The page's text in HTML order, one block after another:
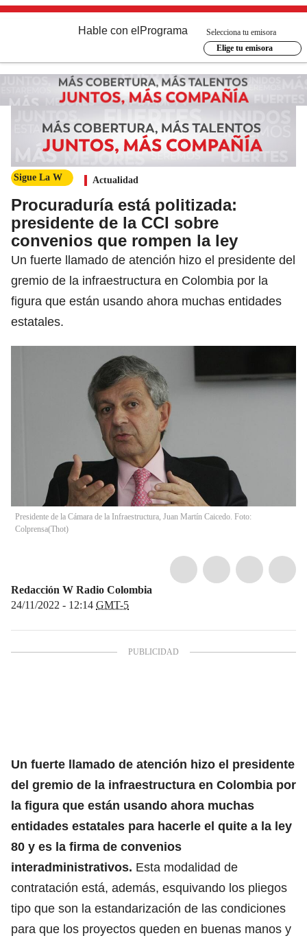
Hable con el Programa
Selecciona tu emisora
Elige tu emisora
Sigue La W Actualidad
Procuraduría está politizada:
presidente de la CCI sobre
convenios que rompen la ley
Un fuerte llamado de atención hizo el presidente del
gremio de la infraestructura en Colombia por la
figura que están usando ahora muchas entidades
estatales.
Presidente de la Cámara de la Infraestructura, Juan Martín Caicedo. Foto:
Colprensa(Thot)
Redacción W Radio Colombia
24/11/2022 - 12:14 GMT-5
Un fuerte llamado de atención hizo el presidente
del gremio de la infraestructura en Colombia por
la figura que están usando ahora muchas
entidades estatales para hacerle el quite a la ley
80 y es la firma de convenios
interadministrativos. Esta modalidad de
contratación está, además, esquivando los pliegos
tipo que son la estandarización de las condiciones
para que los proyectos queden en buenas manos y